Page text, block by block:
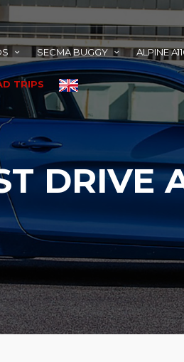
SECMA BUGGY ALPINE
TRIPS
DRIVE